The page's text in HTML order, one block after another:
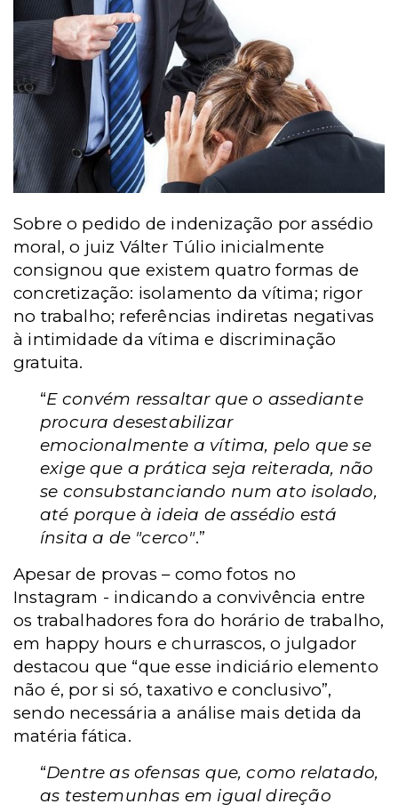
Sobre o pedido de indenização por assédio
moral, o juiz Válter Túlio inicialmente
consignou que existem quatro formas de
concretização: isolamento da vítima; rigor
no trabalho; referências indiretas negativas
à intimidade da vítima e discriminação
gratuita.
“E convém ressaltar que o assediante
procura desestabilizar
emocionalmente a vítima, pelo que se
exige que a prática seja reiterada, não
se consubstanciando num ato isolado,
até porque à ideia de assédio está
ínsita a de "cerco".”
Apesar de provas – como fotos no
Instagram - indicando a convivência entre
os trabalhadores fora do horário de trabalho,
em happy hours e churrascos, o julgador
destacou que “que esse indiciário elemento
não é, por si só, taxativo e conclusivo”,
sendo necessária a análise mais detida da
matéria fática.
“Dentre as ofensas que, como relatado,
as testemunhas em igual direção